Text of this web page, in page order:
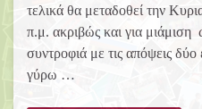
τελικά θα μεταδοθεί την
π.μ. ακριβώς και για
συντροφιά με τις απόψεις
γύρω …